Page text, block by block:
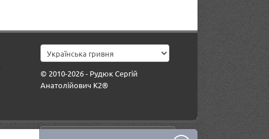
© 2010-2026 - Рудюк Сергій
Анатолійович К2®